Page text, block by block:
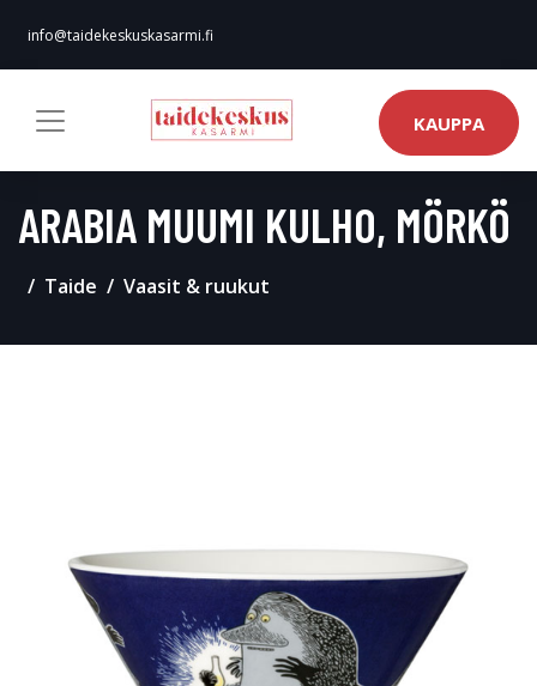
info@taidekeskuskasarmi.fi
KAUPPA
ARABIA MUUMI KULHO, MÖRKÖ
Taide Vaasit & ruukut